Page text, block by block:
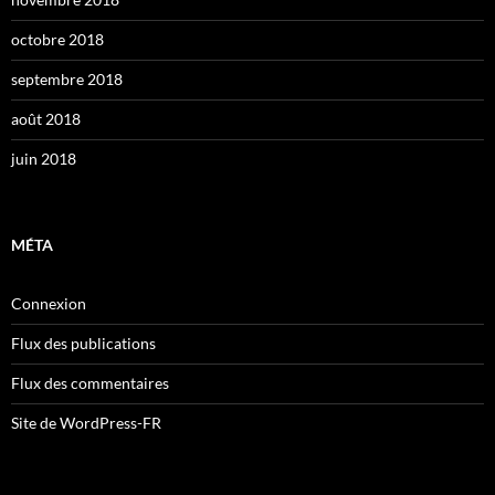
octobre 2018
septembre 2018
août 2018
juin 2018
MÉTA
Connexion
Flux des publications
Flux des commentaires
Site de WordPress-FR